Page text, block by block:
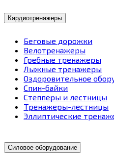
Кардиотренажеры
Беговые дорожки
Велотренажеры
Гребные тренажеры
Лыжные тренажеры
Оздоровительное
Спин-байки
Степперы и лестницы
Тренажеры-лестницы
Эллиптические
Силовое оборудование